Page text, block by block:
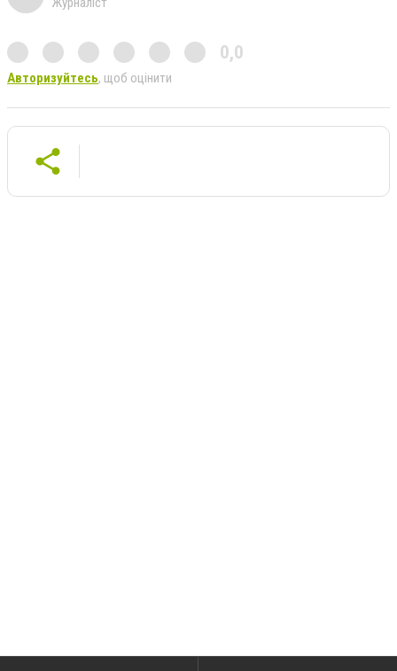
0,0
Авторизуйтесь, щоб оцінити